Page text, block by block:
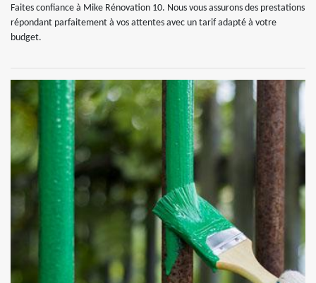
Faites confiance à Mike Rénovation 10. Nous vous assurons des prestations
répondant parfaitement à vos attentes avec un tarif adapté à votre
budget.